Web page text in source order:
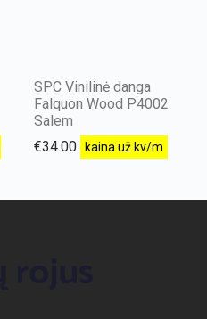
SPC Vinilinė danga
Falquon Wood P4002
Salem
€34.00 kaina už kv/m